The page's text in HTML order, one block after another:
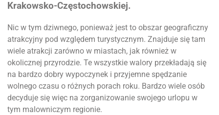
Krakowsko-Częstochowskiej.
Nic w tym dziwnego, ponieważ jest to obszar geograficzny
atrakcyjny pod względem turystycznym. Znajduje się tam
wiele atrakcji zarówno w miastach, jak również w
okolicznej przyrodzie. Te wszystkie walory przekładają się
na bardzo dobry wypoczynek i przyjemne spędzanie
wolnego czasu o różnych porach roku. Bardzo wiele osób
decyduje się więc na zorganizowanie swojego urlopu w
tym malowniczym regionie.